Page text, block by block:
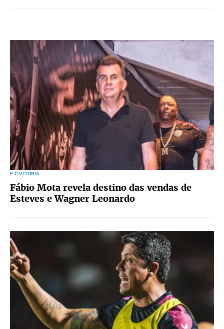
E.C.VITÓRIA
Fábio Mota revela destino das vendas de
Esteves e Wagner Leonardo